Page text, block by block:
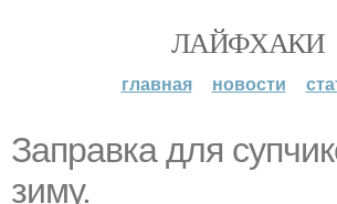
ЛАЙФХАКИ
главная новости
Заправка для
зиму.